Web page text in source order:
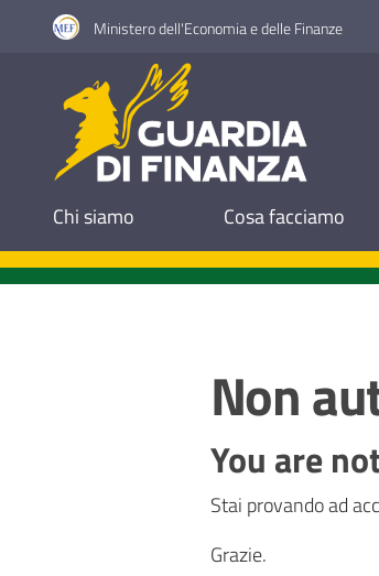
Vai al contenuto
Vai alla navigazione
Vai al footer Ministero dell'Economia e delle Finanze
Guardia di
Chi siamo Cosa facciamo
Non
You are
Stai provando ad
Grazie.